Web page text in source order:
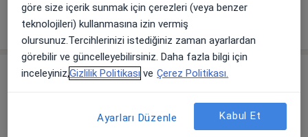
Randevu talep et
göre size içerik sunmak için çerezleri (veya benzer
teknolojileri) kullanmasına izin vermiş
olursunuz.Tercihlerinizi istediğiniz zaman ayarlardan
görebilir ve güncelleyebilirsiniz. Daha fazla bilgi için
inceleyiniz,Gizlilik Politikası ve Çerez Politikası.
Ayarları Düzenle Kabul Et